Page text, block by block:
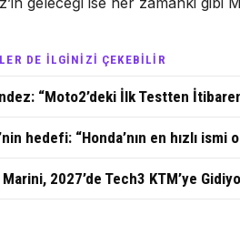
DE İLGİNİZİ ÇEKEBİLİR
“Moto2’deki İlk Testten
hedefi: “Honda’nın en hızlı ismi
2027’de Tech3 KTM’ye